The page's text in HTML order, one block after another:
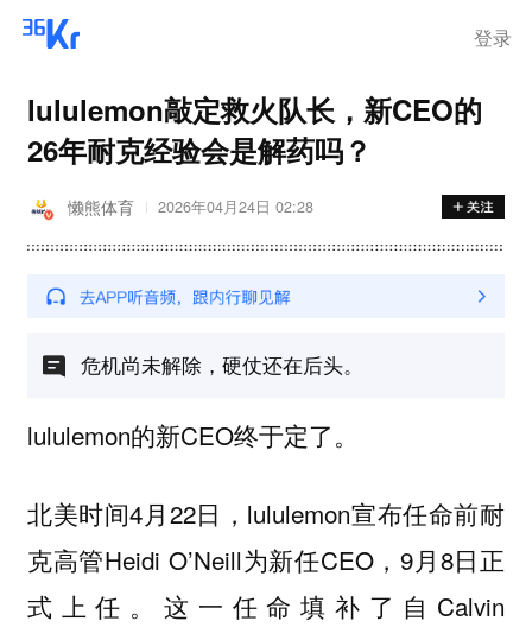
登录
lululemon敲定救火队长，新CEO的
26年耐克经验会是解药吗？
懒熊体育 2026年04月24日 02:28
危机尚未解除，硬仗还在后头。
lululemon的新CEO终于定了。
北美时间4月22日，lululemon宣布任命前耐
克高管Heidi O’Neill为新任CEO，9月8日正
式上任。这一任命填补了自Calvin